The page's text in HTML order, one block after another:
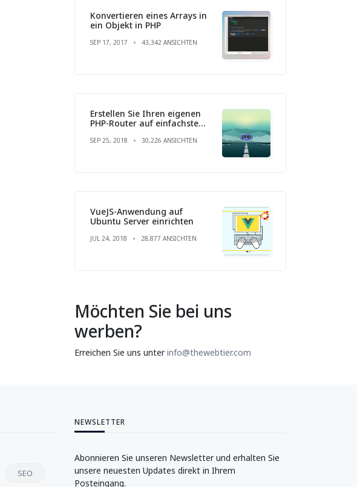
Konvertieren eines Arrays in
ein Objekt in PHP
SEP 17, 2017 43,342 ANSICHTEN
Erstellen Sie Ihren eigenen
PHP-Router auf einfachste
SEP 25, 2018 30,226 ANSICHTEN
VueJS-Anwendung auf
Ubuntu Server einrichten
JUL 24, 2018 28,877 ANSICHTEN
Möchten Sie bei uns
werben?
Erreichen Sie uns unterinfo@thewebtier.com
SEO
NEWSLETTER
Abonnieren Sie unseren Newsletter und erhalten Sie
unsere neuesten Updates direkt in Ihrem
Posteingang.